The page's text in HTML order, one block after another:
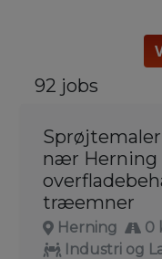
92 jobs
nær Herning
træemner
Herning
0
Industri og